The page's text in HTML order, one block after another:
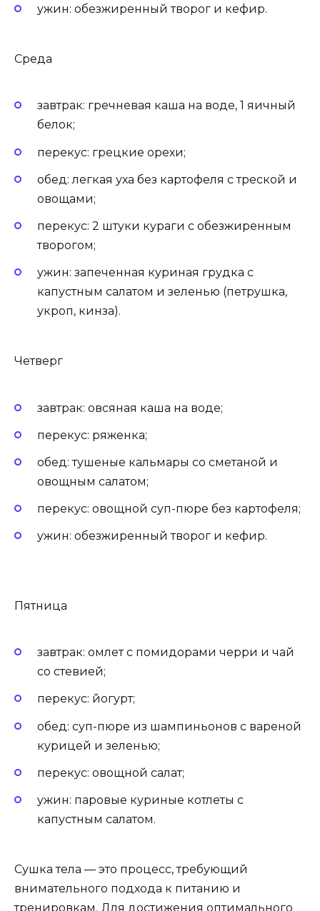
ужин: обезжиренный творог и кефир.
Среда
завтрак: гречневая каша на воде, 1 яичный
белок;
перекус: грецкие орехи;
обед: легкая уха без картофеля с треской и
овощами;
перекус: 2 штуки кураги с обезжиренным
творогом;
ужин: запеченная куриная грудка с
капустным салатом и зеленью (петрушка,
укроп, кинза).
Четверг
завтрак: овсяная каша на воде;
перекус: ряженка;
обед: тушеные кальмары со сметаной и
овощным салатом;
перекус: овощной суп-пюре без картофеля;
ужин: обезжиренный творог и кефир.
Пятница
завтрак: омлет с помидорами черри и чай
со стевией;
перекус: йогурт;
обед: суп-пюре из шампиньонов с вареной
курицей и зеленью;
перекус: овощной салат;
ужин: паровые куриные котлеты с
капустным салатом.
Сушка тела — это процесс, требующий
внимательного подхода к питанию и
тренировкам. Для достижения оптимального